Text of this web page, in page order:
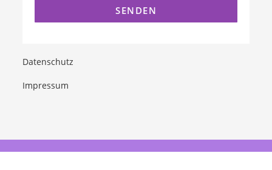
Datenschutz
Impressum